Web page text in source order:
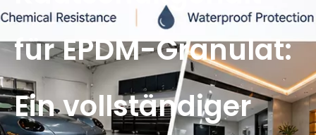
für EPDM-Granulat:
Ein vollständiger